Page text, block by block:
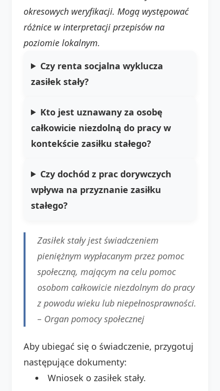
okresowych weryfikacji. Mogą występować
różnice w interpretacji przepisów na
poziomie lokalnym.
Czy renta socjalna wyklucza
zasiłek stały?
Kto jest uznawany za osobę
całkowicie niezdolną do pracy w
kontekście zasiłku stałego?
Czy dochód z prac dorywczych
wpływa na przyznanie zasiłku
stałego?
Zasiłek stały jest świadczeniem
pieniężnym wypłacanym przez pomoc
społeczną, mającym na celu pomoc
osobom całkowicie niezdolnym do pracy
z powodu wieku lub niepełnosprawności.
– Organ pomocy społecznej
Aby ubiegać się o świadczenie, przygotuj
następujące dokumenty:
Wniosek o zasiłek stały.